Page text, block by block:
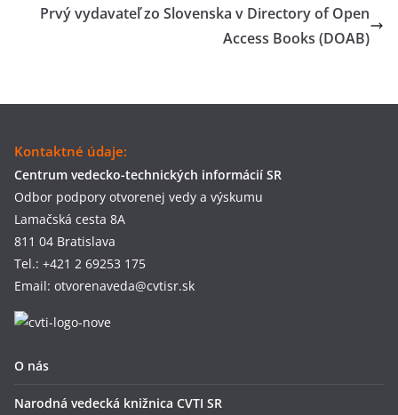
Prvý vydavateľ zo Slovenska v Directory of Open
Access Books (DOAB)
Kontaktné údaje:
Centrum vedecko-technických informácií SR
Odbor podpory otvorenej vedy a výskumu
Lamačská cesta 8A
811 04 Bratislava
Tel.: +421 2 69253 175
Email: otvorenaveda@cvtisr.sk
O nás
Narodná vedecká knižnica CVTI SR